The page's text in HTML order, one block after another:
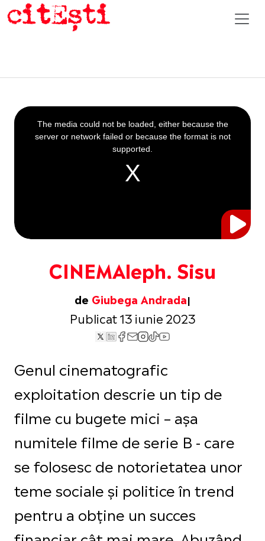
CINEMAleph. Sisu
de Giubega Andrada
Publicat 13 iunie 2023
This
is
a
The media could not be loaded, either because the
server or network failed or because the format is not
supported.
Genul cinematografic
exploitation descrie un tip de
filme cu bugete mici – așa
numitele filme de serie B - care
se folosesc de notorietatea unor
teme sociale și politice în trend
pentru a obține un succes